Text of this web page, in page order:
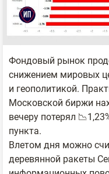
Фондовый рынок
снижением мировых
и геополитикой.
Московской биржи
вечеру потерял
пункта.
Влетом дня можно
деревянной ракеты